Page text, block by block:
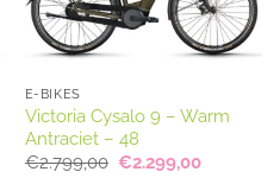
E-BIKES
Victoria Cysalo 9 – Warm
Antraciet – 48
€2.799,00 Oorspronkelijke
€2.299,00Huidige